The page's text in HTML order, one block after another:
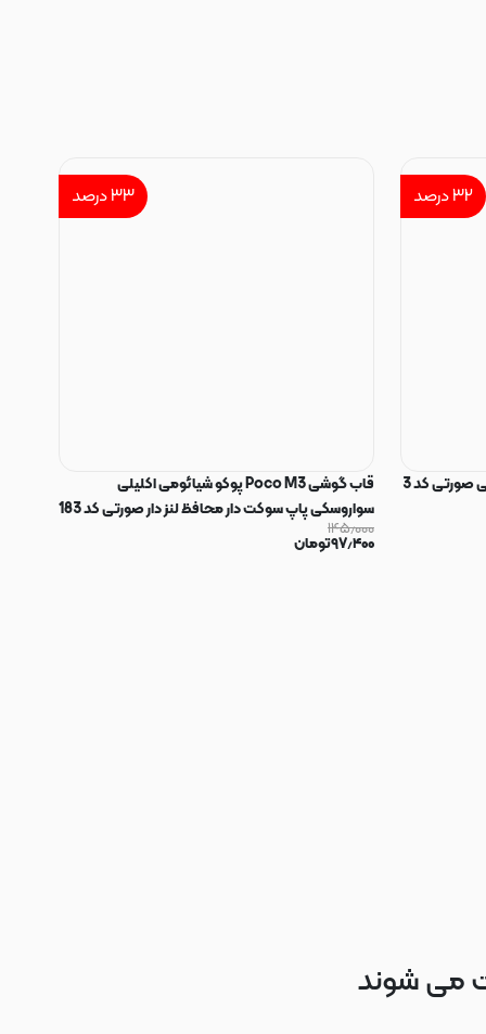
۳۲درصد
صورتی کد 3
۳۳درصد
قاب گوشی Poco M3 پوکو شیائومی اکلیلی
سواروسکی پاپ سوکت دار محافظ لنز دار صورتی کد 183
۱۴۵٫۰۰۰
۹۷٫۴۰۰تومان
می شوند